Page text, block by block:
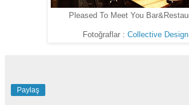
Pleased To Meet You
Fotoğraflar : Collective Design
Paylaş